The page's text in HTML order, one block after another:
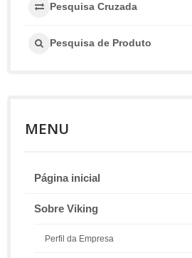
Pesquisa Cruzada
Pesquisa de Produto
MENU
Página inicial
Sobre Viking
Perfil da Empresa